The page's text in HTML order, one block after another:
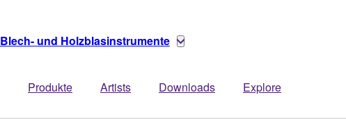
Blech- und Holzblasinstrumente
Produkte Artists Downloads Explore